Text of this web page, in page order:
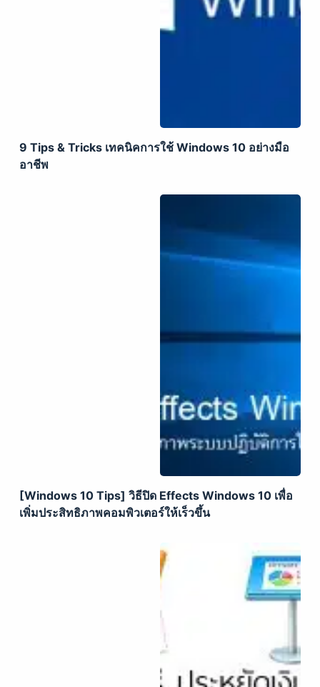
9 Tips & Tricks เทคนิคการใช้ Windows 10 อย่างมือ
อาชีพ
[Windows 10 Tips] วิธีปิด Effects Windows 10 เพื่อ
เพิ่มประสิทธิภาพคอมพิวเตอร์ให้เร็วขึ้น